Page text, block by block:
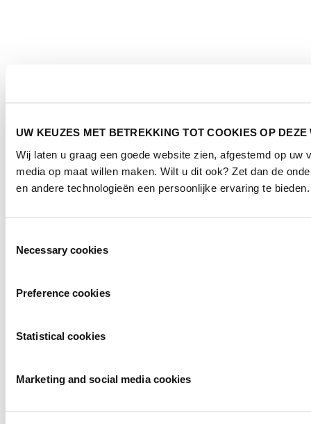
UW KEUZES MET BETREKKING TOT COOKIES OP DEZE
Wij laten u graag een goede website zien, afgestemd op
media op maat willen maken. Wilt u dit ook? Zet dan de
en andere technologieën een persoonlijke ervaring te bieden.
Necessary cookies
Preference cookies
Statistical cookies
Marketing and social media cookies